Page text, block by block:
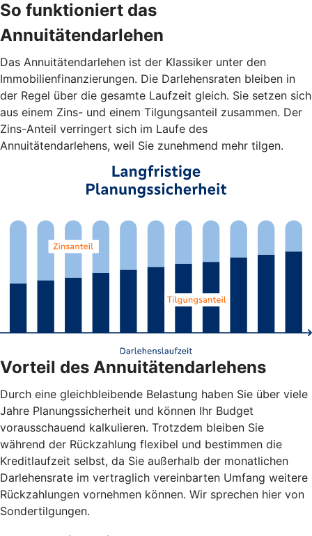
So funktioniert das
Annuitätendarlehen
Das Annuitätendarlehen ist der Klassiker unter den
Immobilienfinanzierungen. Die Darlehensraten bleiben in
der Regel über die gesamte Laufzeit gleich. Sie setzen sich
aus einem Zins- und einem Tilgungsanteil zusammen. Der
Zins-Anteil verringert sich im Laufe des
Annuitätendarlehens, weil Sie zunehmend mehr tilgen.
Vorteil des Annuitätendarlehens
Durch eine gleichbleibende Belastung haben Sie über viele
Jahre Planungssicherheit und können Ihr Budget
vorausschauend kalkulieren. Trotzdem bleiben Sie
während der Rückzahlung flexibel und bestimmen die
Kreditlaufzeit selbst, da Sie außerhalb der monatlichen
Darlehensrate im vertraglich vereinbarten Umfang weitere
Rückzahlungen vornehmen können. Wir sprechen hier von
Sondertilgungen.